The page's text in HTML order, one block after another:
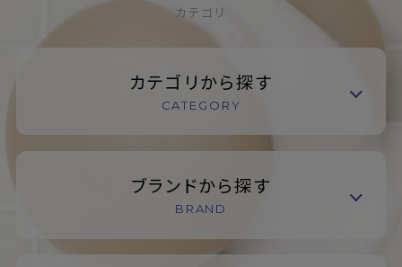
カテゴリ
カテゴリから探す
CATEGORY
ブランドから探す
BRAND